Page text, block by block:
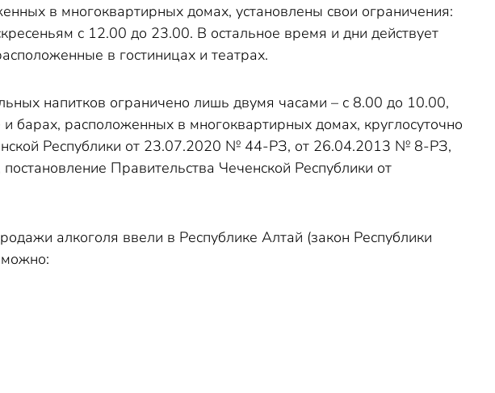
в многоквартирных домах, установлены свои ограничения:
с 12.00 до 23.00. В остальное время и дни действует
в гостиницах и театрах.
напитков ограничено лишь двумя часами – с 8.00 до 10.00,
барах, расположенных в многоквартирных домах, круглосуточно
Республики от 23.07.2020 № 44-РЗ, от 26.04.2013 № 8-РЗ,
Правительства Чеченской Республики от
алкоголя ввели в Республике Алтай (закон Республики